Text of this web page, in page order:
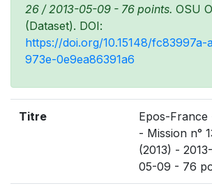
26 / 2013-05-09 - 76 points. OSU
(Dataset). DOI:
https://doi.org/10.15148/
973e-0e9ea86391a6
Titre
Epos-France
- Mission n°
(2013) -
05-09 - 76